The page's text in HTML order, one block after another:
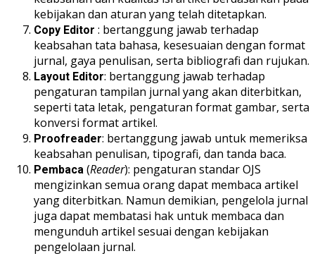
kebijakan dan aturan yang telah ditetapkan.
Copy Editor : bertanggung jawab terhadap
keabsahan tata bahasa, kesesuaian dengan format
jurnal, gaya penulisan, serta bibliografi dan rujukan.
Layout Editor: bertanggung jawab terhadap
pengaturan tampilan jurnal yang akan diterbitkan,
seperti tata letak, pengaturan format gambar, serta
konversi format artikel.
Proofreader: bertanggung jawab untuk memeriksa
keabsahan penulisan, tipografi, dan tanda baca.
Pembaca (Reader): pengaturan standar OJS
mengizinkan semua orang dapat membaca artikel
yang diterbitkan. Namun demikian, pengelola jurnal
juga dapat membatasi hak untuk membaca dan
mengunduh artikel sesuai dengan kebijakan
pengelolaan jurnal.